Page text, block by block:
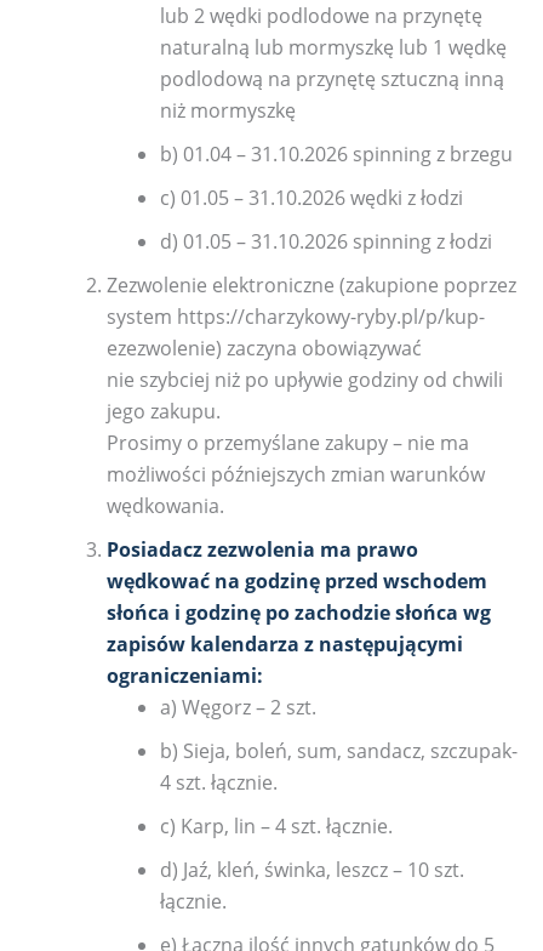
lub 2 wędki podlodowe na przynętę
naturalną lub mormyszkę lub 1 wędkę
podlodową na przynętę sztuczną inną
niż mormyszkę
b) 01.04 – 31.10.2026 spinning z brzegu
c) 01.05 – 31.10.2026 wędki z łodzi
d) 01.05 – 31.10.2026 spinning z łodzi
Zezwolenie elektroniczne (zakupione poprzez
system https://charzykowy-ryby.pl/p/kup-
ezezwolenie) zaczyna obowiązywać
nie szybciej niż po upływie godziny od chwili
jego zakupu.
Prosimy o przemyślane zakupy – nie ma
możliwości późniejszych zmian warunków
wędkowania.
Posiadacz zezwolenia ma prawo
wędkować na godzinę przed wschodem
słońca i godzinę po zachodzie słońca wg
zapisów kalendarza z następującymi
ograniczeniami:
a) Węgorz – 2 szt.
b) Sieja, boleń, sum, sandacz, szczupak-
4 szt. łącznie.
c) Karp, lin – 4 szt. łącznie.
d) Jaź, kleń, świnka, leszcz – 10 szt.
łącznie.
e) Łączna ilość innych gatunków do 5